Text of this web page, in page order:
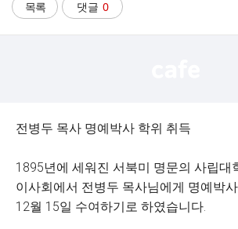
간
목록 댓글 0
전병두 목사 명예박사 학위 취득
1895년에 세워진 서북미 명문의 사립대
이사회에서 전병두 목사님에게 명예박
12월 15일 수여하기로 하였습니다.